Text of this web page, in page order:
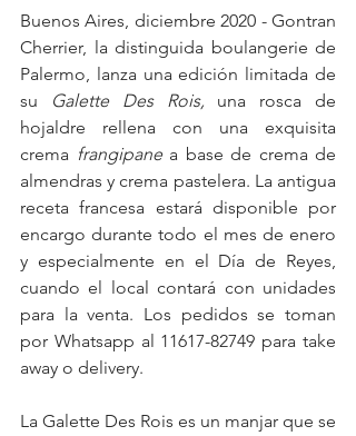
Buenos Aires, diciembre 2020 - Gontran
Cherrier, la distinguida boulangerie de
Palermo, lanza una edición limitada de
su Galette Des Rois, una rosca de
hojaldre rellena con una exquisita
crema frangipane a base de crema de
almendras y crema pastelera. La antigua
receta francesa estará disponible por
encargo durante todo el mes de enero
y especialmente en el Día de Reyes,
cuando el local contará con unidades
para la venta. Los pedidos se toman
por Whatsapp al 11617-82749 para take
away o delivery.
La Galette Des Rois es un manjar que se